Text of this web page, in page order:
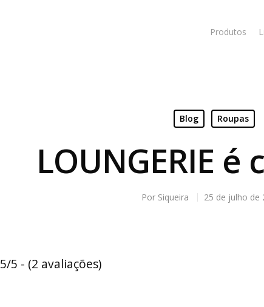
Produtos
Blog Roupas
LOUNGERIE é
Por Siqueira 25 de julho de
5/5 - (2 avaliações)